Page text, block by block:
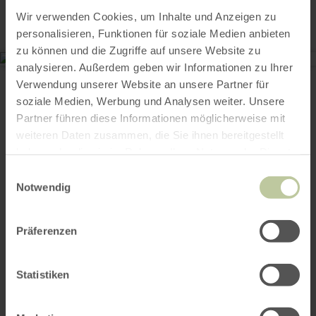
Wir verwenden Cookies, um Inhalte und Anzeigen zu
personalisieren, Funktionen für soziale Medien anbieten
zu können und die Zugriffe auf unsere Website zu
analysieren. Außerdem geben wir Informationen zu Ihrer
Verwendung unserer Website an unsere Partner für
soziale Medien, Werbung und Analysen weiter. Unsere
Partner führen diese Informationen möglicherweise mit
weiteren Daten zusammen, die Sie ihnen bereitgestellt
Notwendig
Präferenzen
Statistiken
Kylltalbad Kordel
Kylltalbad 1
54306 Kordel
(0049) 65051308
Email
Show on map
This might also be